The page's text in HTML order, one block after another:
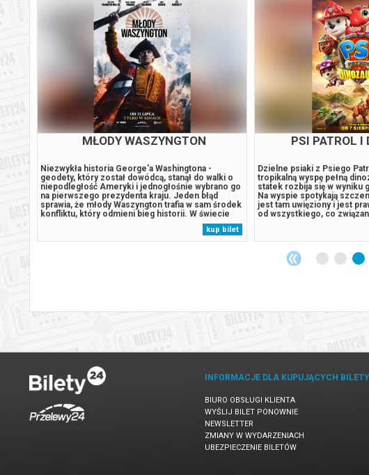
MŁODY WASZYNGTON
Niezwykła historia George'a Washingtona -
geodety, który został dowódcą, stanął do walki o
niepodległość Ameryki i jednogłośnie wybrano go
na pierwszego prezydenta kraju. Jeden błąd
sprawia, że młody Waszyngton trafia w sam środek
konfliktu, który odmieni bieg historii. W świecie
kruchych sojuszy, narastających napięć i wojny
ogarniającej pogranicze, jego honor, lojalność i
odwaga zostają wystawione...
kup bilet
PSI PATROL I
Dzielne psiaki z Psiego
tropikalną wyspę pełną
statek rozbija się w wyniku
Na wyspie spotykają
jest tam uwięziony i jest
od wszystkiego, co
gadami. Sytuacja wymyka
odwieczny rywal piesków,
zaczyna pozyskiwać...
INFORMACJE DLA KUPUJĄCYCH BILETY
BIURO OBSŁUGI KLIENTA
WYŚLIJ BILET PONOWNIE
NEWSLETTER
ZMIANY W WYDARZENIACH
UBEZPIECZENIE BILETÓW